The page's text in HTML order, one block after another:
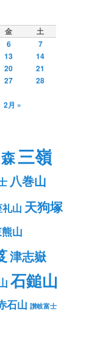
金
土
6
7
13
14
20
21
27
28
2月 »
三嶺
八巻山
山 天狗塚
山
津志嶽
石鎚山
石山 讃岐富士